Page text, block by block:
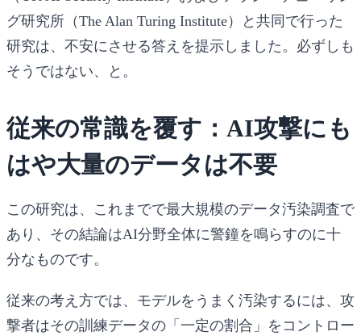
グ研究所（The Alan Turing Institute）と共同で行った
研究は、不安にさせる答えを提示しました。 必ずしも
そうではない、と。
従来の常識を覆す：AI攻撃にも
はや大量のデータは不要
この研究は、これまでで最大規模のデータ汚染調査で
あり、その結論はAI分野全体に警鐘を鳴らすのに十
分なものです。
従来の考え方では、モデルをうまく汚染するには、攻
撃者はその訓練データの「一定の割合」をコントロー